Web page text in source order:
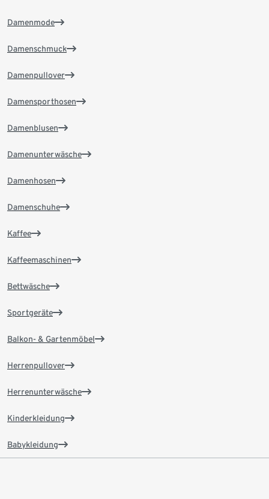
Damenmode
Damenschmuck
Damenpullover
Damensporthosen
Damenblusen
Damenunterwäsche
Damenhosen
Damenschuhe
Kaffee
Kaffeemaschinen
Bettwäsche
Sportgeräte
Balkon- & Gartenmöbel
Herrenpullover
Herrenunterwäsche
Kinderkleidung
Babykleidung